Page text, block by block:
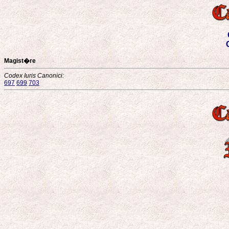
Magist�re
Codex Iuris Canonici:
697 699 703